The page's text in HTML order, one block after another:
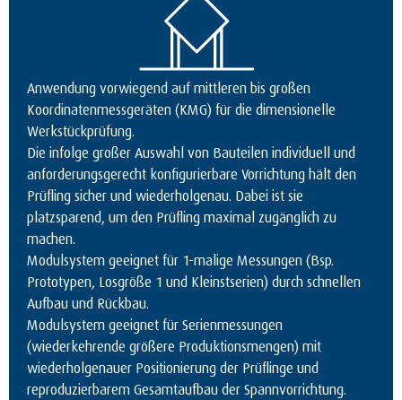
Anwendung vorwiegend auf mittleren bis großen
Koordinatenmessgeräten (KMG) für die dimensionelle
Werkstückprüfung.
Die infolge großer Auswahl von Bauteilen individuell und
anforderungsgerecht konfigurierbare Vorrichtung hält den
Prüfling sicher und wiederholgenau. Dabei ist sie
platzsparend, um den Prüfling maximal zugänglich zu
machen.
Modulsystem geeignet für 1-malige Messungen (Bsp.
Prototypen, Losgröße 1 und Kleinstserien) durch schnellen
Aufbau und Rückbau.
Modulsystem geeignet für Serienmessungen
(wiederkehrende größere Produktionsmengen) mit
wiederholgenauer Positionierung der Prüflinge und
reproduzierbarem Gesamtaufbau der Spannvorrichtung.